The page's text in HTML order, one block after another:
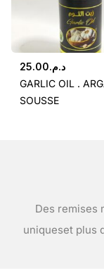
د.م.25.00
GARLIC OIL .
SOUSSE
Des remises
uniqueset plus